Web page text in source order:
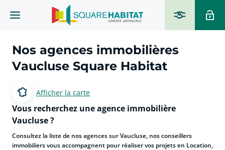
Nos agences immobilières
Vaucluse Square Habitat
Afficher la carte
Vous recherchez une agence immobilière
Vaucluse ?
Consultez la liste de nos agences sur Vaucluse, nos conseillers
immobiliers vous accompagnent pour réaliser vos projets en Location,